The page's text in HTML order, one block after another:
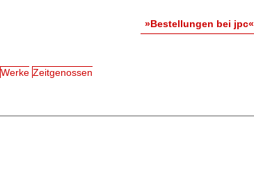
»Bestellungen bei jpc«
Werke Zeitgenossen